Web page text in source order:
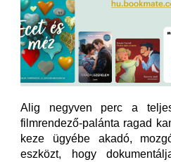
Alig negyven perc a
filmrendező-palánta ragad
keze ügyébe akadó,
eszközt, hogy